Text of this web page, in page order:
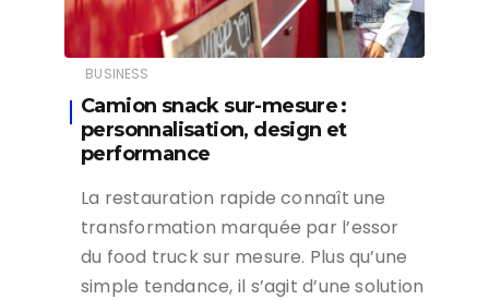
BUSINESS
Camion snack sur-mesure :
personnalisation, design et
performance
La restauration rapide connaît une
transformation marquée par l’essor
du food truck sur mesure. Plus qu’une
simple tendance, il s’agit d’une solution